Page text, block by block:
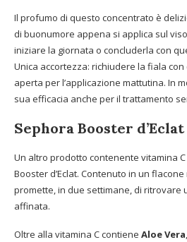
Il profumo di questo concentrato è
di buonumore appena si applica sul
iniziare la giornata o concluderla con
Unica accortezza: richiudere la fiala
aperta per l’applicazione mattutina. In
sua efficacia anche per il trattamento
Sephora Booster d’Eclat
Un altro prodotto contenente vitamina
Booster d’Eclat. Contenuto in un
promette, in due settimane, di ritrovare
affinata.
Oltre alla vitamina C contiene Aloe Vera